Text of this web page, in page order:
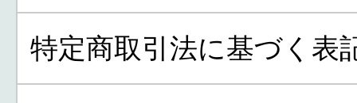
特定商取引法に基づく表